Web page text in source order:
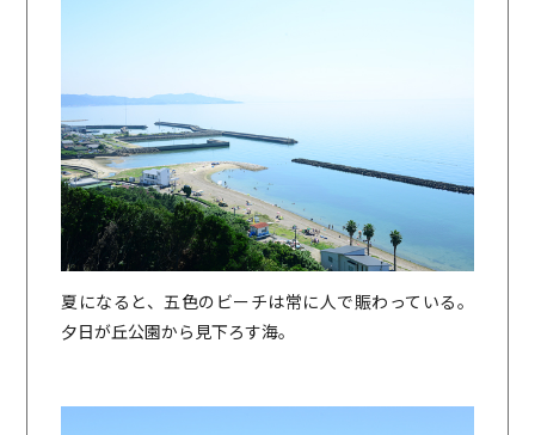
夏になると、五色のビーチは常に人で賑わっている。
夕日が丘公園から見下ろす海。